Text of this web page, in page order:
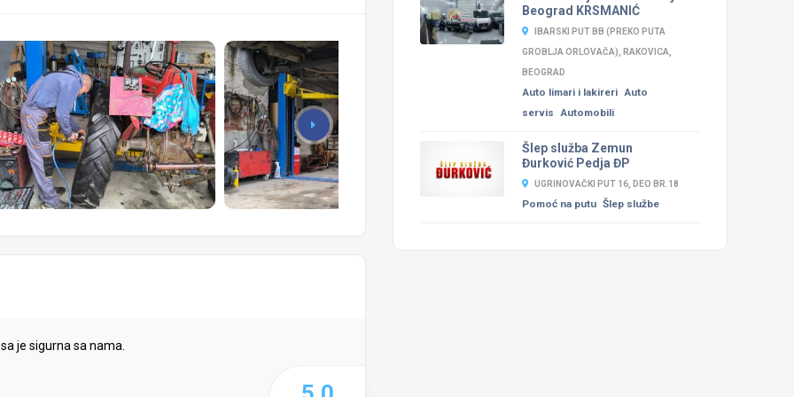
je sigurna sa nama.
Beograd KRSMANIĆ
IBARSKI PUT BB (PREKO PUTA
GROBLJA ORLOVAČA), RAKOVICA,
BEOGRAD
Auto limari i lakireri Auto
servis Automobili
Šlep služba Zemun
Đurković Pedja ĐP
UGRINOVAČKI PUT 16, DEO BR.18
Pomoć na putu Šlep službe